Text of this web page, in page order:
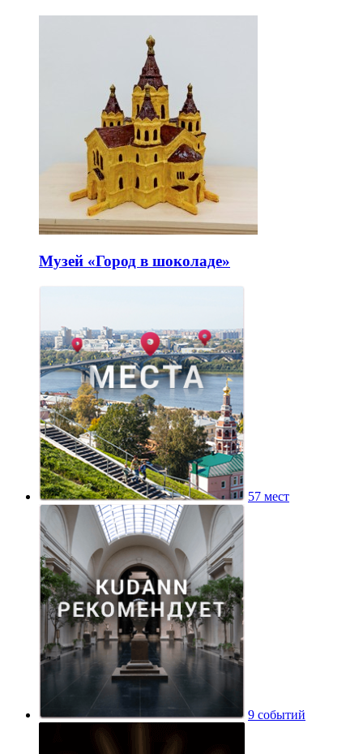
Музей «Город в шоколаде»
57 мест
9 событий